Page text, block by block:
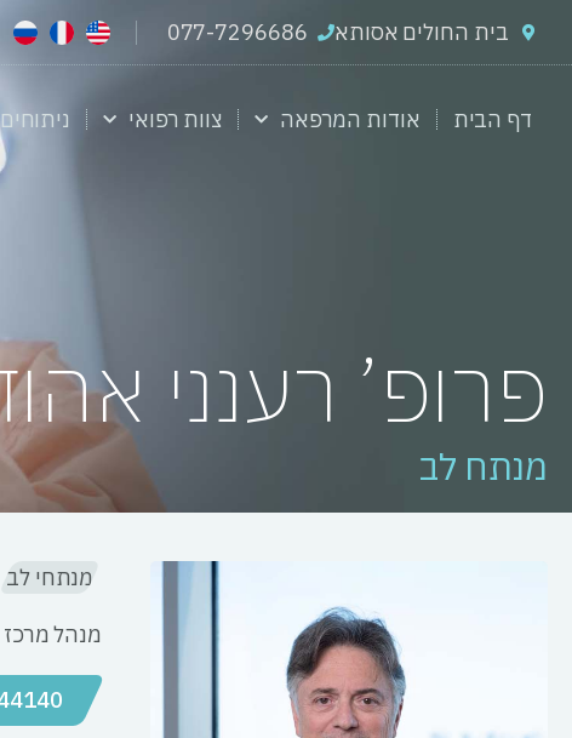
בית החולים אסותא 077-7296686
דף הבית אודות המרפאה צוות רפואי
פרופ’ רענני
מנתח לב
מנתחי לב
מנהל